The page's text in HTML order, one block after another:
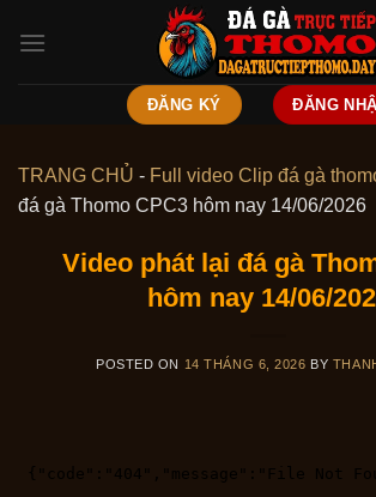
ĐĂNG KÝ ĐĂNG
TRANG CHỦ - Full video Clip đá gà
đá gà Thomo CPC3 hôm nay 14/06/2026
Video phát lại đá gà
hôm nay 14/06/
POSTED ON 14 THÁNG 6, 2026 BY